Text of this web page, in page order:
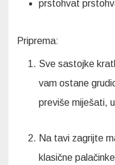
prstohvat
Priprema:
Sve sastojke
vam ostane
previše miješati,
Na tavi zagrijte
klasične